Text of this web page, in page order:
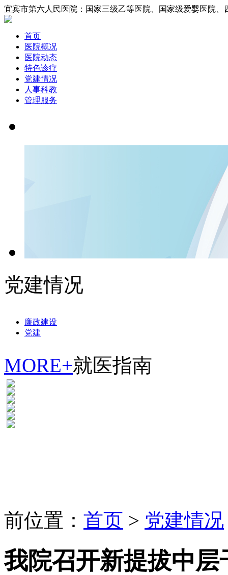
宜宾市第六人民医院：国家三级乙等医院、国家
首页
医院概况
医院动态
特色诊疗
党建情况
人事科教
管理服务
党建情况
廉政建设
党建
MORE+就医指南
前位置： 首页 > 党建情况
我院召开新提拔中